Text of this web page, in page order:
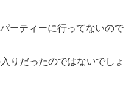
ーティーに行ってないので
りだったのではないでしょ